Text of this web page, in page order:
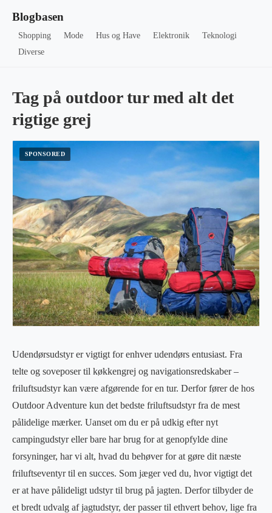
Blogbasen
Shopping Mode Hus og Have Elektronik
Teknologi
Diverse
Tag på outdoor tur med alt det
rigtige grej
Udendørsudstyr er vigtigt for enhver udendørs entusiast. Fra
telte og soveposer til køkkengrej og navigationsredskaber –
friluftsudstyr kan være afgørende for en tur. Derfor fører de hos
Outdoor Adventure kun det bedste friluftsudstyr fra de mest
pålidelige mærker. Uanset om du er på udkig efter nyt
campingudstyr eller bare har brug for at genopfylde dine
forsyninger, har vi alt, hvad du behøver for at gøre dit næste
friluftseventyr til en succes. Som jæger ved du, hvor vigtigt det
er at have pålideligt udstyr til brug på jagten. Derfor tilbyder de
et bredt udvalg af jagtudstyr, der passer til ethvert behov, lige fra